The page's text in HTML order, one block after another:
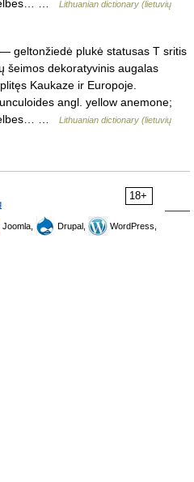
…
Lithuanian dictionary (lietuvių
— geltonžiedė plukė statusas T sritis
šeimos dekoratyvinis augalas
Kaukaze ir Europoje.
angl. yellow anemone;
…
Lithuanian dictionary (lietuvių
18+
Joomla, Drupal,
WordPress,